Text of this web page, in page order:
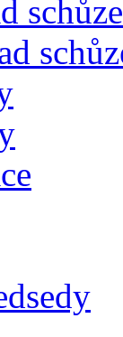
schůze